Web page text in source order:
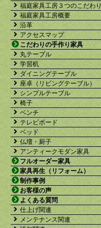
福庭家具工房３つのこだわり
福庭家具工房概要
沿革
アクセスマップ
こだわりの手作り家具
丸テーブル
学習机
ダイニングテーブル
座卓（リビングテーブル）
シンプルテーブル
椅子
ベンチ
テレビボード
ベッド
仏壇・厨子
アンティークモダン家具
フルオーダー家具
家具再生（リフォーム）
制作事例
お客様の声
よくある質問
仕上げ関連
メンテナンス関連